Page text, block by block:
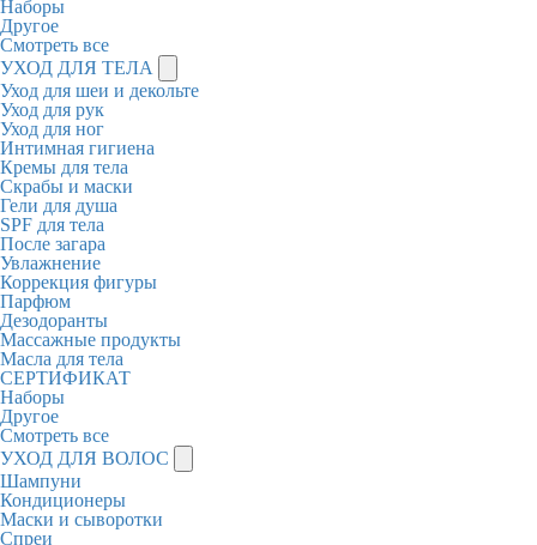
Наборы
Другое
Смотреть все
УХОД ДЛЯ ТЕЛА
Уход для шеи и декольте
Уход для рук
Уход для ног
Интимная гигиена
Кремы для тела
Скрабы и маски
Гели для душа
SPF для тела
После загара
Увлажнение
Коррекция фигуры
Парфюм
Дезодоранты
Массажные продукты
Масла для тела
СЕРТИФИКАТ
Наборы
Другое
Смотреть все
УХОД ДЛЯ ВОЛОС
Шампуни
Кондиционеры
Маски и сыворотки
Спреи